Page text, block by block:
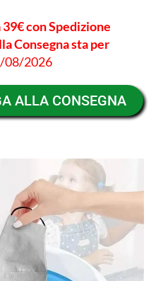
con Spedizione
Consegna sta per
08/2026
ALLA CONSEGNA